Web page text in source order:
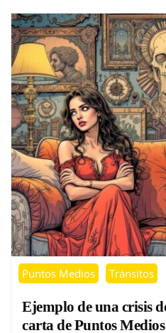
Puntos Medios Tránsitos
Ejemplo de una crisis
carta de Puntos Medios